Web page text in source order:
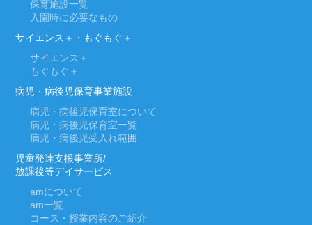
保育施設一覧
入園時に必要なもの
サイエンス＋・もぐもぐ＋
サイエンス＋
もぐもぐ＋
病児・病後児保育事業施設
病児・病後児保育室について
病児・病後児保育室一覧
病児・病後児受入れ範囲
児童発達支援事業所/
放課後等デイサービス
amについて
am一覧
コース・授業内容のご紹介